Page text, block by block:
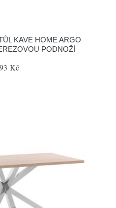
KAVE HOME ARGO
PODNOŽÍ
Kč